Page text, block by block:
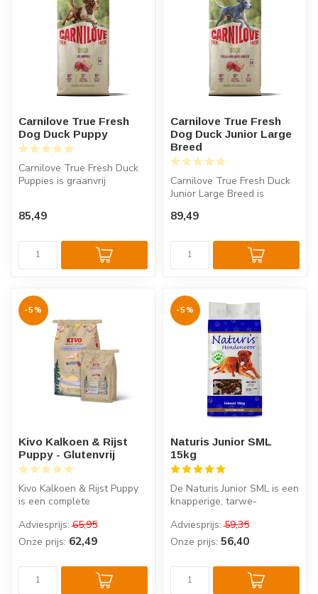
Carnilove True Fresh
Dog Duck Puppy
Carnilove True Fresh Duck
Puppies is graanvrij
85,49
Carnilove True Fresh
Dog Duck Junior Large
Breed
Carnilove True Fresh Duck
Junior Large Breed is
60% vers...
89,49
-5%
Kivo Kalkoen & Rijst
Puppy - Glutenvrij
Kivo Kalkoen & Rijst Puppy
is een complete
tot middelgr...
Adviesprijs: 65,95
Onze prijs: 62,49
-5%
Naturis Junior SML
15kg
De Naturis Junior SML is een
knapperige, tarwe-
ideaal vo...
Adviesprijs: 59,35
Onze prijs: 56,40